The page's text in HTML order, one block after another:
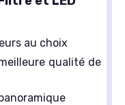
au choix
qualité de